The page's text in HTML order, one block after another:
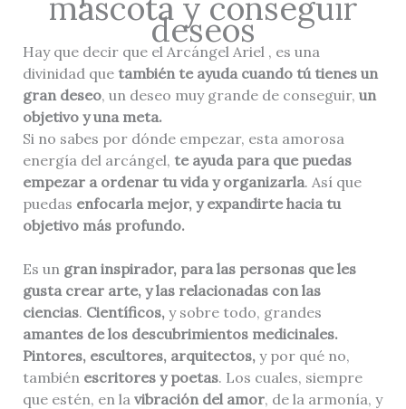
deseos
Hay que decir que el Arcángel Ariel , es una
divinidad que también te ayuda cuando tú tienes un
gran deseo, un deseo muy grande de conseguir, un
objetivo y una meta.
Si no sabes por dónde empezar, esta amorosa
energía del arcángel, te ayuda para que puedas
empezar a ordenar tu vida y organizarla. Así que
puedas enfocarla mejor, y expandirte hacia tu
objetivo más profundo.
Es un gran inspirador, para las personas que les
gusta crear arte, y las relacionadas con las
ciencias. Científicos, y sobre todo, grandes
amantes de los descubrimientos medicinales.
Pintores, escultores, arquitectos, y por qué no,
también escritores y poetas. Los cuales, siempre
que estén, en la vibración del amor, de la armonía, y